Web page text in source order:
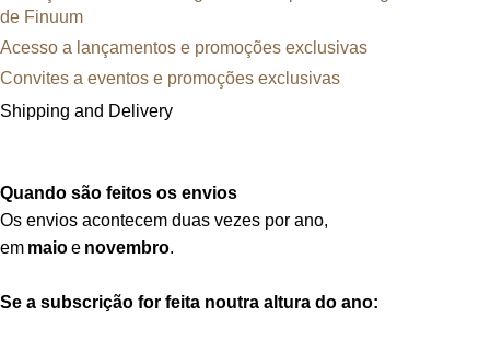
de Finuum
Acesso a lançamentos e promoções exclusivas
Convites a eventos e promoções exclusivas
Shipping and Delivery
Quando são feitos os envios
Os envios acontecem duas vezes por ano,
em maioe novembro.
Se a subscrição for feita noutra altura do ano: